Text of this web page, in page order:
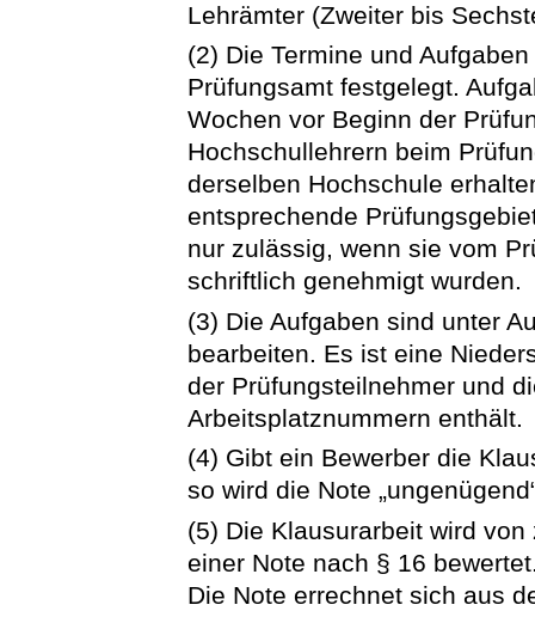
Lehrämter (Zweiter bis
(2) Die Termine und
Prüfungsamt festgelegt.
Wochen vor Beginn der
Hochschullehrern beim
derselben Hochschule
entsprechende
nur zulässig, wenn sie vom
schriftlich genehmigt wurden.
(3) Die Aufgaben sind unter
bearbeiten. Es ist eine
der Prüfungsteilnehmer und
Arbeitsplatznummern enthält.
(4) Gibt ein Bewerber die
so wird die Note
(5) Die Klausurarbeit wird
einer Note nach § 16
Die Note errechnet sich aus